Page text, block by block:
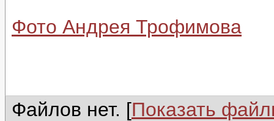
Фото Андрея Трофимова
Файлов нет. [Показать